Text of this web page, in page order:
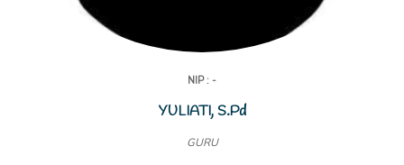
NIP : -
YULIATI, S.Pd
GURU